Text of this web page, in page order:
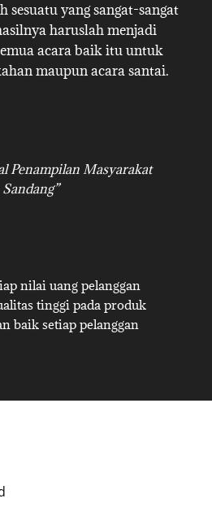
yang sangat-sangat
haruslah menjadi
acara baik itu untuk
maupun acara santai.
Penampilan Masyarakat
nilai uang pelanggan
tinggi pada produk
baik setiap pelanggan